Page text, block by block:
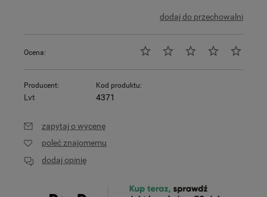
dodaj do przechowalni
Ocena:
Producent:
Lvt
Kod produktu:
4371
zapytaj o wycenę
poleć znajomemu
dodaj opinię